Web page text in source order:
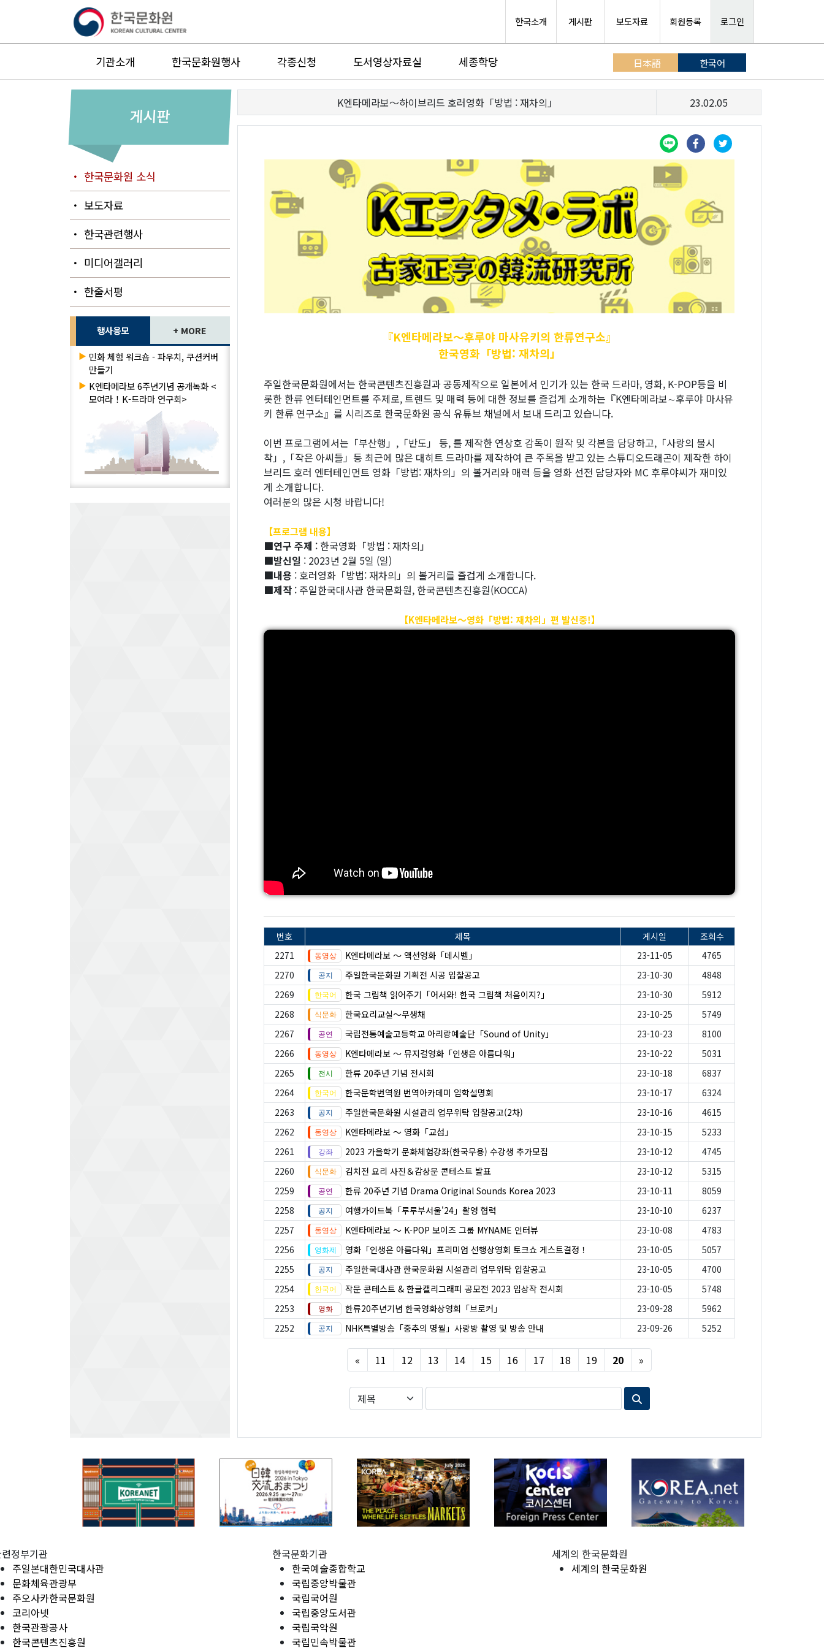
한국소개 게시판 보도자료 회원등록 로그인
기관소개 한국문화원행사 각종신청 도서영상자료실 세종학당 日本語 한국어
게시판
・ 한국문화원 소식
・ 보도자료
・ 한국관련행사
・ 미디어갤러리
・ 한줄서평
행사응모 + MORE
▶ 민화 체험 워크숍 - 파우치, 쿠션커버
만들기
▶ K엔타메라보 6주년기념 공개녹화 <
모여라！K-드라마 연구회>
K엔타메라보～하이브리드 호러영화「방법 : 재차의」 23.02.05
『K엔타메라보～후루야 마사유키의 한류연구소』
한국영화「방법: 재차의」
주일한국문화원에서는 한국콘텐츠진흥원과 공동제작으로 일본에서 인기가 있는 한국 드라마, 영화, K-POP등을 비
롯한 한류 엔터테인먼트를 주제로, 트렌드 및 매력 등에 대한 정보를 즐겁게 소개하는『K엔타메라보∼후루야 마사유
키 한류 연구소』를 시리즈로 한국문화원 공식 유튜브 채널에서 보내 드리고 있습니다.
이번 프로그램에서는「부산행」,「반도」 등,를 제작한 연상호 감독이 원작 및 각본을 담당하고,「사랑의 불시
착」,「작은 아씨들」등 최근에 많은 대히트 드라마를 제작하여 큰 주목을 받고 있는 스튜디오드래곤이 제작한 하이
브리드 호러 엔터테인먼트 영화「방법: 재차의」의 볼거리와 매력 등을 영화 선전 담당자와 MC 후루야씨가 재미있
게 소개합니다.
여러분의 많은 시청 바랍니다!
【프로그램 내용】
■연구 주제 : 한국영화「방법 : 재차의」
■발신일 : 2023년 2월 5일 (일)
■내용 : 호러영화「방법: 재차의」의 볼거리를 즐겁게 소개합니다.
■제작 : 주일한국대사관 한국문화원, 한국콘텐츠진흥원(KOCCA)
【K엔타메라보～영화「방법: 재차의」편 발신중!】
번호 제목 게시일
조회수
2271
K엔타메라보 ～ 액션영화「데시벨」 23-11-05
4765
2270
주일한국문화원 기획전 시공 입찰공고 23-10-30
4848
2269
한국 그림책 읽어주기「어서와! 한국 그림책 처음이지?」 23-10-30
5912
2268
한국요리교실〜무생채 23-10-25
5749
2267
국립전통예술고등학교 아리랑예술단「Sound of Unity」 23-10-23
8100
2266
K엔타메라보 ～ 뮤지컬영화「인생은 아름다워」 23-10-22
5031
2265
한류 20주년 기념 전시회 23-10-18
6837
2264
한국문학번역원 번역아카데미 입학설명회 23-10-17
6324
2263
주일한국문화원 시설관리 업무위탁 입찰공고(2차) 23-10-16
4615
2262
K엔타메라보 ～ 영화「교섭」 23-10-15
5233
2261
2023 가을학기 문화체험강좌(한국무용) 수강생 추가모집 23-10-12
4745
2260
김치전 요리 사진＆감상문 콘테스트 발표 23-10-12
5315
2259
한류 20주년 기념 Drama Original Sounds Korea 2023 23-10-11
8059
2258
여행가이드북「루루부서울'24」촬영 협력 23-10-10
6237
2257
K엔타메라보 ～ K-POP 보이즈 그룹 MYNAME 인터뷰 23-10-08
4783
2256
영화「인생은 아름다워」프리미엄 선행상영회 토크쇼 게스트결정！ 23-10-05
5057
2255
주일한국대사관 한국문화원 시설관리 업무위탁 입찰공고 23-10-05
4700
2254
작문 콘테스트 & 한글캘리그래피 공모전 2023 입상작 전시회 23-10-05
5748
2253
한류20주년기념 한국영화상영회「브로커」 23-09-28
5962
2252
NHK특별방송「중추의 명월」사랑방 촬영 및 방송 안내 23-09-26 5252
« Previous
11 12 13 14 15 16 17 18 19 20 »
정부기관
주일본대한민국대사관
문화체육관광부
주오사카한국문화원
코리아넷
한국관광공사
한국콘텐츠진흥원
한국문화기관
한국예술종합학교
국립중앙박물관
국립국어원
국립중앙도서관
국립국악원
국립민속박물관
세계의 한국문화원
세계의 한국문화원